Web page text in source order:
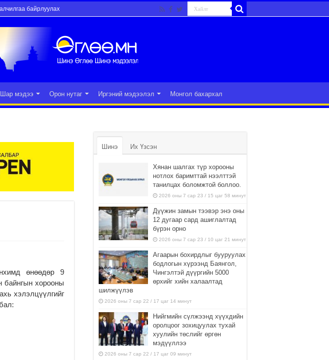
байрлуулах
Шар мэдээ Орон нутаг Иргэний мэдээлэл Монгол бахархал
өнөөдөр 9
байнгын хорооны
хэлэлцүүлгийг
Шинэ Их Үзсэн
Хянан шалгах түр хорооны
нотлох баримттай нээлттэй
танилцах боломжтой боллоо.
2026 оны 7 сар 23 / 15 цаг 58 минут
Дүүжин замын тээвэр энэ оны
12 дугаар сард ашиглалтад
бүрэн орно
2026 оны 7 сар 23 / 10 цаг 21 минут
Агаарын бохирдлыг бууруулах
бодлогын хүрээнд Баянгол,
Чингэлтэй дүүргийн 5000
өрхийг хийн халаалтад
шилжүүлэв
2026 оны 7 сар 22 / 17 цаг 14 минут
Нийгмийн сүлжээнд хүүхдийн
оролцоог зохицуулах тухай
хуулийн төслийг өргөн
мэдүүллээ
2026 оны 7 сар 22 / 17 цаг 09 минут